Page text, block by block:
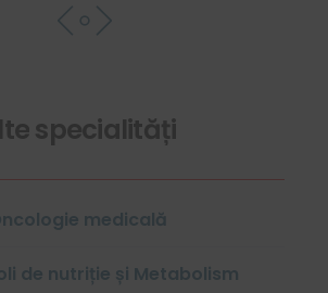
specialități
medicală
de nutriție și Metabolism